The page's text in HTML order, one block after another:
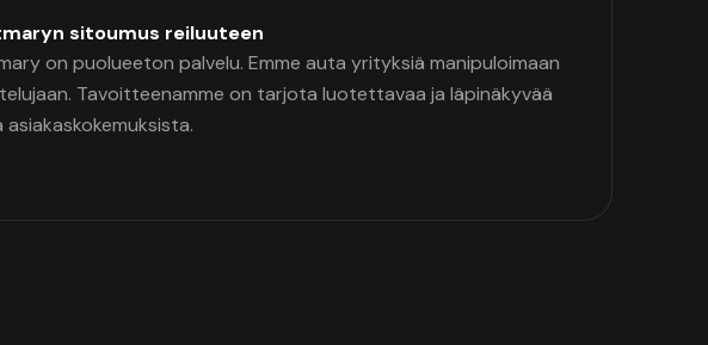
sitoumus reiluuteen
on puolueeton palvelu. Emme auta yrityksiä manipuloimaan
Tavoitteenamme on tarjota luotettavaa ja läpinäkyvää